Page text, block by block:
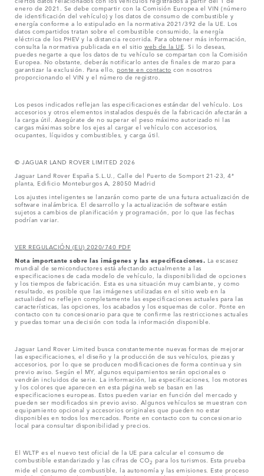
enero de 2021. Se debe compartir con la Comisión Europea el VIN (número
de identificación del vehículo) y los datos de consumo de combustible y
energía conforme a lo estipulado en la normativa 2021/392 de la UE. Los
datos compartidos tratan sobre el combustible consumido, la energía
eléctrica de los PHEV y la distancia recorrida. Para obtener más información,
consulta la normativa publicada en el sitio web de la UE . Si lo deseas,
puedes negarte a que los datos de tu vehículo se compartan con la Comisión
Europea. No obstante, deberás notificarlo antes de finales de marzo para
garantizar la exclusión. Para ello, ponte en contacto con nosotros
proporcionando el VIN y el número de registro.
Los pesos indicados reflejan las especificaciones estándar del vehículo. Los
accesorios y otros elementos instalados después de la fabricación afectarán a
la carga útil. Asegúrate de no superar el peso máximo autorizado ni las
cargas máximas sobre los ejes al cargar el vehículo con accesorios,
ocupantes, líquidos y combustibles, y carga útil.
© JAGUAR LAND ROVER LIMITED 2026
Jaguar Land Rover España S.L.U., Calle del Puerto de Somport 21-23, 4ª
planta, Edificio Monteburgos A, 28050 Madrid
Los ajustes inteligentes se lanzarán como parte de una futura actualización de
software inalámbrica. El desarrollo y la actualización de software están
sujetos a cambios de planificación y programación, por lo que las fechas
podrían variar.
VER REGULACIÓN (EU) 2020/740 PDF
Nota importante sobre las imágenes y las especificaciones. La escasez
mundial de semiconductores está afectando actualmente a las
especificaciones de cada modelo de vehículo, la disponibilidad de opciones
y los tiempos de fabricación. Esta es una situación muy cambiante, y como
resultado, es posible que las imágenes utilizadas en el sitio web en la
actualidad no reflejen completamente las especificaciones actuales para las
características, las opciones, los acabados y los esquemas de color. Ponte en
contacto con tu concesionario para que te confirme las restricciones actuales
y puedas tomar una decisión con toda la información disponible.
Jaguar Land Rover Limited busca constantemente nuevas formas de mejorar
las especificaciones, el diseño y la producción de sus vehículos, piezas y
accesorios, por lo que se producen modificaciones de forma continua y sin
previo aviso. Según el MY, algunos equipamientos serán opcionales o
vendrán incluidos de serie. La información, las especificaciones, los motores
y los colores que aparecen en esta página web se basan en las
especificaciones europeas. Estos pueden variar en función del mercado y
pueden ser modificados sin previo aviso. Algunos vehículos se muestran con
equipamiento opcional y accesorios originales que pueden no estar
disponibles en todos los mercados. Ponte en contacto con tu concesionario
local para consultar disponibilidad y precios.
El WLTP es el nuevo test oficial de la UE para calcular el consumo de
combustible estandarizado y las cifras de CO2 para los turismos. Esta prueba
mide el consumo de combustible, la autonomía y las emisiones. Este proceso